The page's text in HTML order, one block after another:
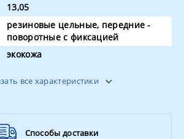
13,05
резиновые цельные, передние -
поворотные с фиксацией
экокожа
в люльке и прогулочном блоке
все характеристики
Способы доставки